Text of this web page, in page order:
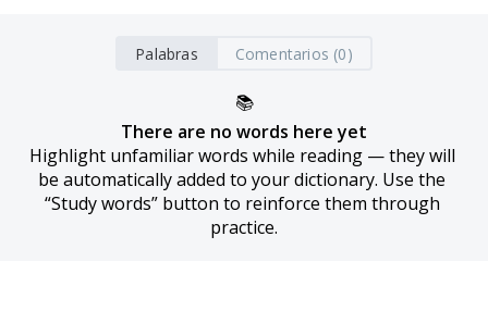
Palabras Comentarios (0)
📚
There are no words here yet
Highlight unfamiliar words while reading — they will
be automatically added to your dictionary. Use the
“Study words” button to reinforce them through
practice.